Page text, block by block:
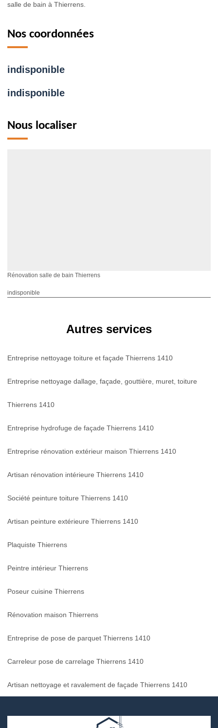
salle de bain à Thierrens.
Nos coordonnées
indisponible
indisponible
Nous localiser
Rénovation salle de bain Thierrens
indisponible
Autres services
Entreprise nettoyage toiture et façade Thierrens 1410
Entreprise nettoyage dallage, façade, gouttière, muret, toiture
Thierrens 1410
Entreprise hydrofuge de façade Thierrens 1410
Entreprise rénovation extérieur maison Thierrens 1410
Artisan rénovation intérieure Thierrens 1410
Société peinture toiture Thierrens 1410
Artisan peinture extérieure Thierrens 1410
Plaquiste Thierrens
Peintre intérieur Thierrens
Poseur cuisine Thierrens
Rénovation maison Thierrens
Entreprise de pose de parquet Thierrens 1410
Carreleur pose de carrelage Thierrens 1410
Artisan nettoyage et ravalement de façade Thierrens 1410